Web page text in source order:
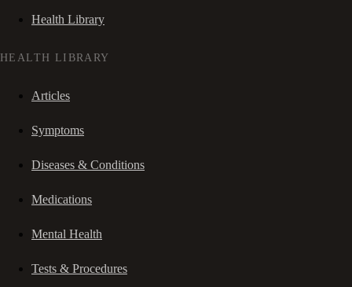
Health Library
HEALTH LIBRARY
Articles
Symptoms
Diseases & Conditions
Medications
Mental Health
Tests & Procedures